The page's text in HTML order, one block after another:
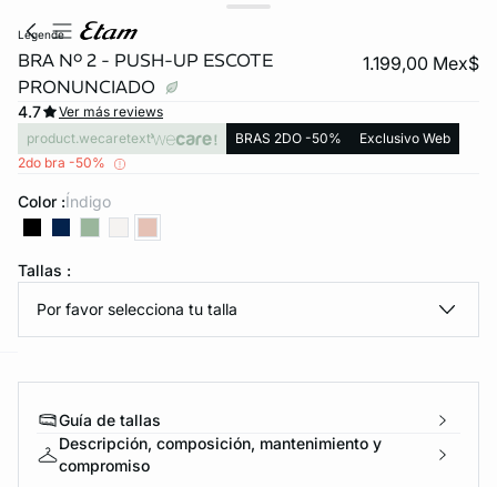
DE PANTIES
legende
BRA Nº 2 - PUSH-UP ESCOTE
PRONUNCIADO
1.199,00 Mex$
4.7
Ver más reviews
product.wecaretext
BRAS 2DO -50%
Exclusivo Web
2do bra -50%
Color : índigo
Tallas :
Por favor selecciona tu talla
Guía de tallas
Descripción, composición, mantenimiento y
compromiso